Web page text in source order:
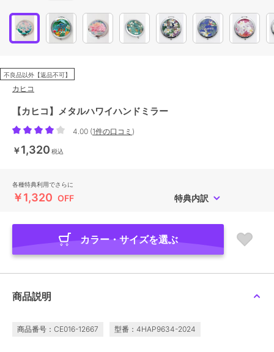
不良品以外【返品不可】
カヒコ
【カヒコ】メタルハワイハンドミラー
4.00 (1件の口コミ )
￥1,320 税込
各種特典利用でさらに
￥1,320 OFF 特典内訳
カラー・サイズを選ぶ
商品説明
商品番号：CE016-12667 型番：4HAP9634-2024